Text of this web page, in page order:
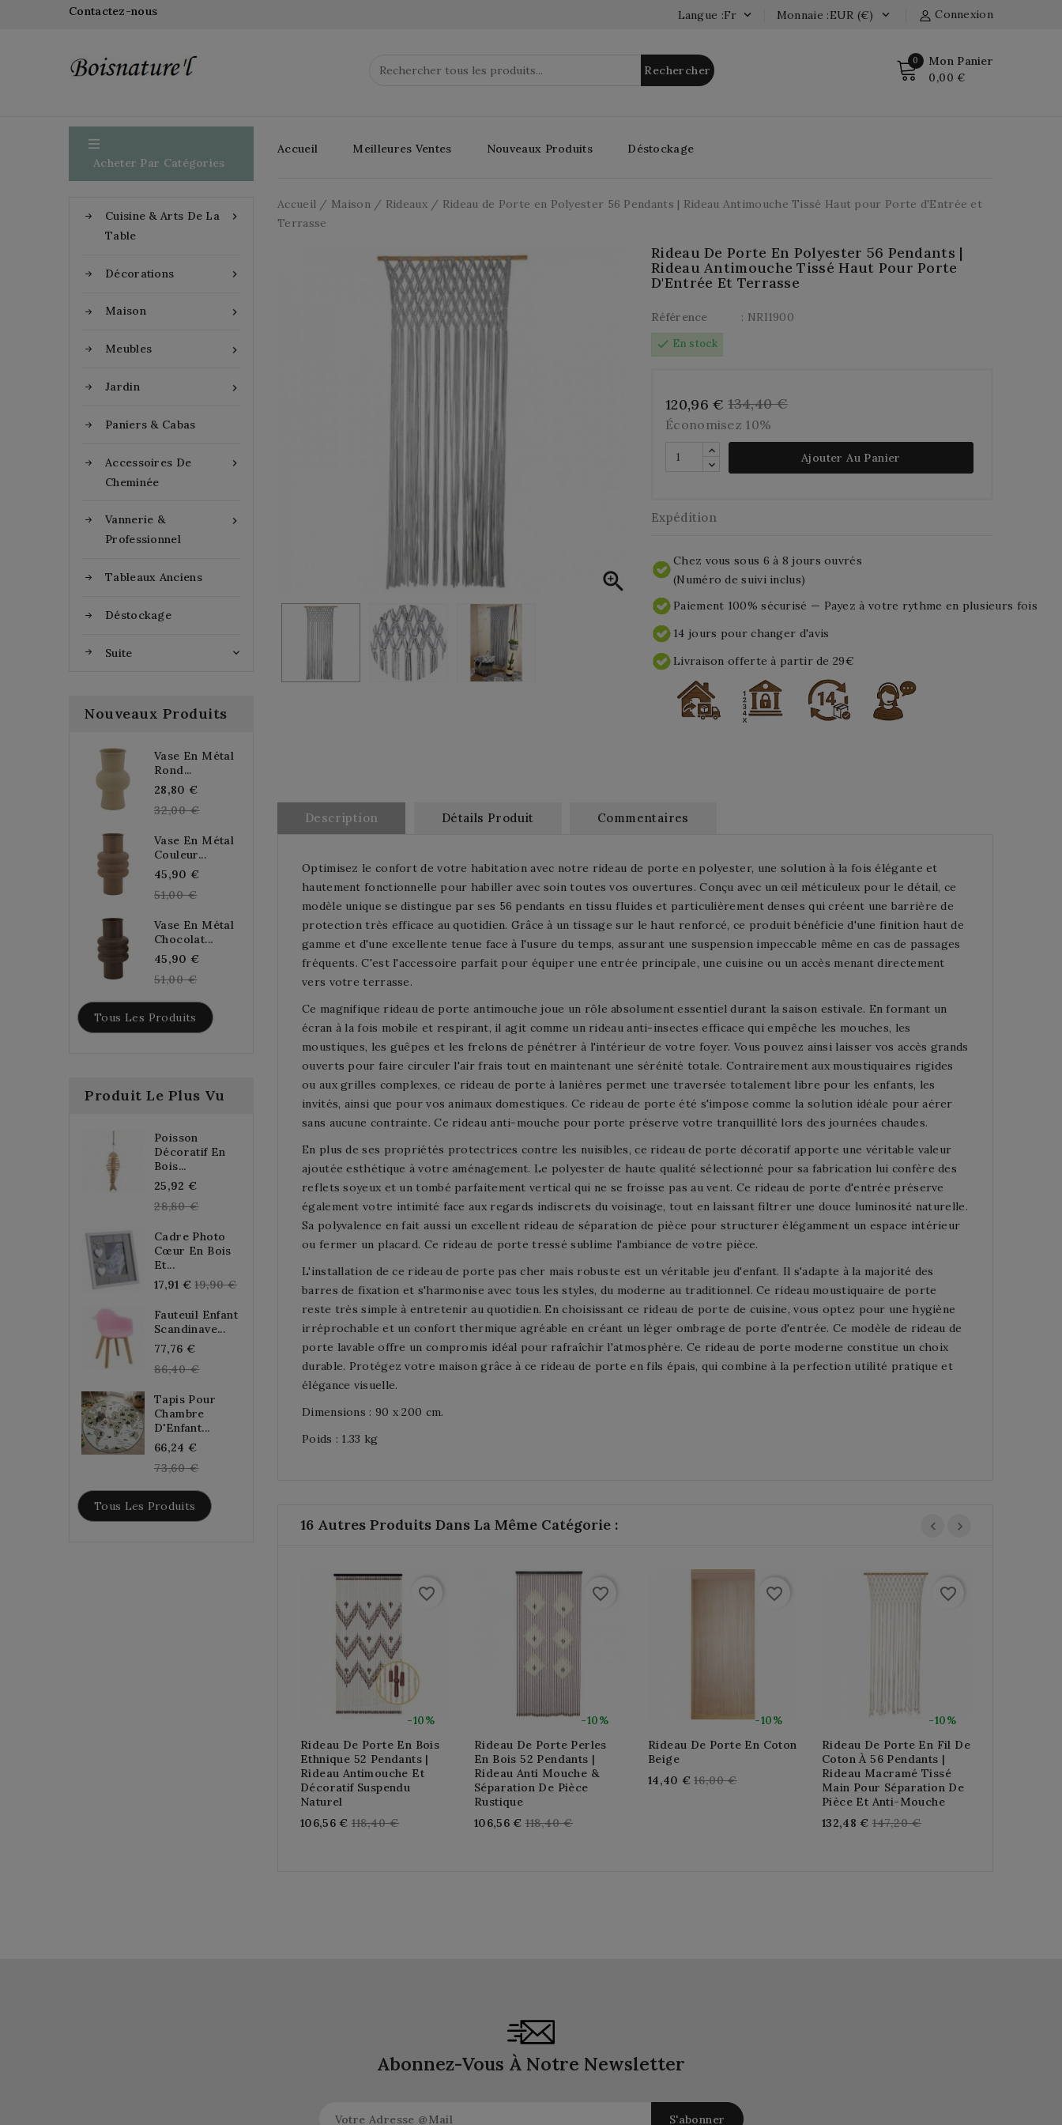
Contactez-nous Connexion
Monnaie :EUR (€) 
Langue :fr 
Rechercher
0 Mon Panier
0,00 €

Acheter Par Catégories

Cuisine & Arts De La
Table

Décorations

Maison

Meubles

Jardin
Paniers & Cabas

Accessoires De
Cheminée

Vannerie &
Professionnel
Tableaux Anciens
Déstockage
Suite 
Nouveaux Produits
Vase En Métal
Rond...
28,80 €
price
32,00 €
Vase En Métal
Couleur...
45,90 €
51,00 €
Vase En Métal
Chocolat...
45,90 €
51,00 €
Tous Les Produits
Produit Le Plus Vu
Poisson
Décoratif En
Bois...
25,92 €
price
28,80 €
Cadre Photo
Cœur En Bois
Et...
17,91 € Regular
19,90 €
Fauteuil Enfant
Scandinave...
77,76 €
price
86,40 €
Tapis Pour
Chambre
D'Enfant...
66,24 €
price
73,60 €
Tous Les Produits
Accueil Meilleures Ventes Nouveaux Produits Déstockage
Accueil Maison Rideaux
Rideau de Porte en Polyester 56 Pendants | Rideau Antimouche Tissé Haut pour Porte d'Entrée et
Terrasse

Rideau De Porte En Polyester 56 Pendants |
Rideau Antimouche Tissé Haut Pour Porte
D'Entrée Et Terrasse
Référence
: NRI1900
check En stock
120,96 € 134,40 €
Économisez 10%
Ajouter Au Panier
Expédition
Chez vous sous 6 à 8 jours ouvrés
(Numéro de suivi inclus)
Paiement 100% sécurisé — Payez à votre rythme en plusieurs fois
14 jours pour changer d'avis
Livraison offerte à partir de 29€
Description Détails Produit Commentaires
Optimisez le confort de votre habitation avec notre rideau de porte en polyester, une solution à la fois élégante et
hautement fonctionnelle pour habiller avec soin toutes vos ouvertures. Conçu avec un œil méticuleux pour le détail, ce
modèle unique se distingue par ses 56 pendants en tissu fluides et particulièrement denses qui créent une barrière de
protection très efficace au quotidien. Grâce à un tissage sur le haut renforcé, ce produit bénéficie d'une finition haut de
gamme et d'une excellente tenue face à l'usure du temps, assurant une suspension impeccable même en cas de passages
fréquents. C'est l'accessoire parfait pour équiper une entrée principale, une cuisine ou un accès menant directement
vers votre terrasse.
Ce magnifique rideau de porte antimouche joue un rôle absolument essentiel durant la saison estivale. En formant un
écran à la fois mobile et respirant, il agit comme un rideau anti-insectes efficace qui empêche les mouches, les
moustiques, les guêpes et les frelons de pénétrer à l'intérieur de votre foyer. Vous pouvez ainsi laisser vos accès grands
ouverts pour faire circuler l'air frais tout en maintenant une sérénité totale. Contrairement aux moustiquaires rigides
ou aux grilles complexes, ce rideau de porte à lanières permet une traversée totalement libre pour les enfants, les
invités, ainsi que pour vos animaux domestiques. Ce rideau de porte été s'impose comme la solution idéale pour aérer
sans aucune contrainte. Ce rideau anti-mouche pour porte préserve votre tranquillité lors des journées chaudes.
En plus de ses propriétés protectrices contre les nuisibles, ce rideau de porte décoratif apporte une véritable valeur
ajoutée esthétique à votre aménagement. Le polyester de haute qualité sélectionné pour sa fabrication lui confère des
reflets soyeux et un tombé parfaitement vertical qui ne se froisse pas au vent. Ce rideau de porte d'entrée préserve
également votre intimité face aux regards indiscrets du voisinage, tout en laissant filtrer une douce luminosité naturelle.
Sa polyvalence en fait aussi un excellent rideau de séparation de pièce pour structurer élégamment un espace intérieur
ou fermer un placard. Ce rideau de porte tressé sublime l'ambiance de votre pièce.
L'installation de ce rideau de porte pas cher mais robuste est un véritable jeu d'enfant. Il s'adapte à la majorité des
barres de fixation et s'harmonise avec tous les styles, du moderne au traditionnel. Ce rideau moustiquaire de porte
reste très simple à entretenir au quotidien. En choisissant ce rideau de porte de cuisine, vous optez pour une hygiène
irréprochable et un confort thermique agréable en créant un léger ombrage de porte d'entrée. Ce modèle de rideau de
porte lavable offre un compromis idéal pour rafraîchir l'atmosphère. Ce rideau de porte moderne constitue un choix
durable. Protégez votre maison grâce à ce rideau de porte en fils épais, qui combine à la perfection utilité pratique et
élégance visuelle.
Dimensions : 90 x 200 cm.
Poids : 1.33 kg
16 Autres Produits Dans La Même Catégorie :
-10%
favorite_border
Rideau De Porte En Bois
Ethnique 52 Pendants |
Rideau Antimouche Et
Décoratif Suspendu
Naturel
106,56 € Regular
118,40 €
-10%
favorite_border
Rideau De Porte Perles
En Bois 52 Pendants |
Rideau Anti Mouche &
Séparation De Pièce
Rustique
106,56 € Regular
118,40 €
-10%
favorite_border
Rideau De Porte En Coton
Beige
14,40 € Regular
16,00 €
-10%
favorite_border
Rideau De Porte En Fil De
Coton À 56 Pendants |
Rideau Macramé Tissé
Main Pour Séparation De
Pièce Et Anti-Mouche
132,48 € Regular
147,20 €
Abonnez-Vous À Notre Newsletter